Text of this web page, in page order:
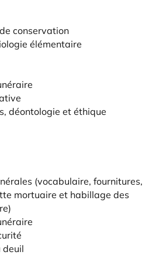
conservation
élémentaire
déontologie et éthique
(vocabulaire, fournitures,
mortuaire et habillage des
deuil